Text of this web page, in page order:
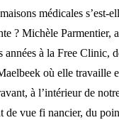
médicales s’est-
? Michèle Parmentier,
années à la Free Clinic,
où elle travaille
à l’intérieur de
de vue fi nancier, du